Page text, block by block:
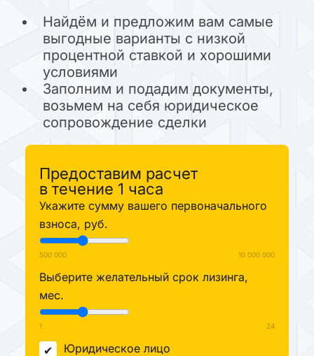
Найдём и предложим вам самые
выгодные варианты с низкой
процентной ставкой и хорошими
условиями
Заполним и подадим документы,
возьмем на себя юридическое
сопровождение сделки
Предоставим расчет
в течение 1 часа
Укажите сумму вашего первоначального
взноса, руб.
500 000 10 000 000
Выберите желательный срок лизинга,
мес.
1 24
Юридическое лицо